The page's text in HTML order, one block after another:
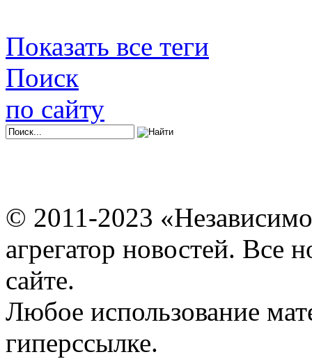
Показать все теги
Поиск
по сайту
© 2011-2023
агрегатор новостей. Все
сайте.
Любое использование
гиперссылке.